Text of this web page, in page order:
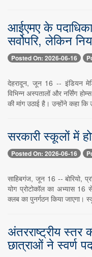
आईएमए के
सर्वोपरि, लेकिन
Posted On: 2026-06-16
देहरादून, जून 16 -- इंडियन
विभिन्न अस्पतालों और नर्सिंग
की मांग उठाई है। उन्होंने कहा
सरकारी स्कूलों में
Posted On: 2026-06-16
साहिबगंज, जून 16 -- बोरियो,
योग प्रोटोकॉल का अभ्यास
क्लब का पुनर्गठन किया जाएगा।
अंतरराष्ट्रीय स्तर
छात्राओं ने स्वर्ण